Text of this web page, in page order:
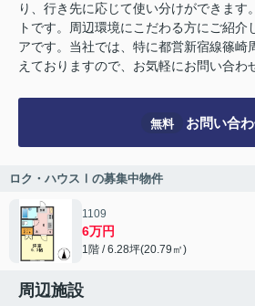
り、行き先に応じて使い分けができます
トです。周辺環境にこだわる方にご紹介
アです。当社では、特に都営新宿線篠崎
えておりますので、お気軽にお問い合わ
無料 お問い合
ロク・ハウスⅠの募集中物件
1109
6万円
1階 / 6.28坪(20.79㎡)
周辺施設